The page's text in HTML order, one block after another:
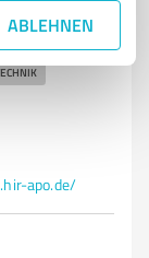
ABLEHNEN
apo.de/